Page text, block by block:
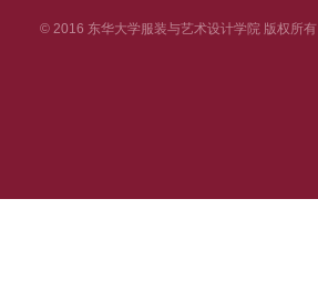
© 2016 东华大学服装与艺术设计学院 版权所有